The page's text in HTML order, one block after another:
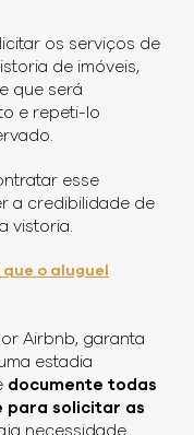
os serviços de
de imóveis,
que será
e repeti-lo
esse
a credibilidade de
vistoria.
o aluguel
Airbnb, garanta
estadia
documente todas
para solicitar as
necessidade.